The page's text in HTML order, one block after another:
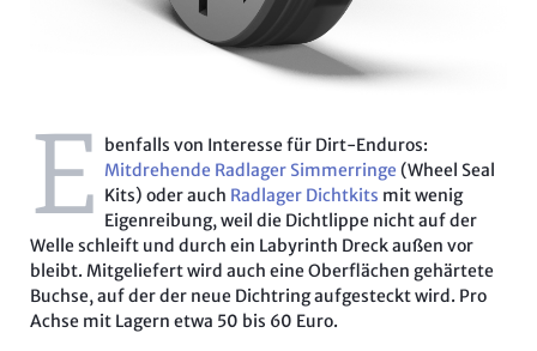
E benfalls von Interesse für Dirt-Enduros:
Mitdrehende Radlager Simmerringe (Wheel Seal
Kits) oder auch Radlager Dichtkits mit wenig
Eigenreibung, weil die Dichtlippe nicht auf der
Welle schleift und durch ein Labyrinth Dreck außen vor
bleibt. Mitgeliefert wird auch eine Oberflächen gehärtete
Buchse, auf der der neue Dichtring aufgesteckt wird. Pro
Achse mit Lagern etwa 50 bis 60 Euro.